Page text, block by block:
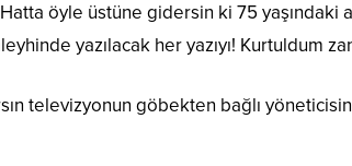
öyle üstüne gidersin ki 75 yaşındaki
yazılacak her yazıyı! Kurtuldum
televizyonun göbekten bağlı